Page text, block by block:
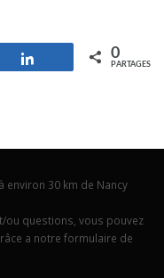
Partagez 0
PARTAGES
environ 30 km de Nancy
ou questions, vous pouvez
a notre formulaire de